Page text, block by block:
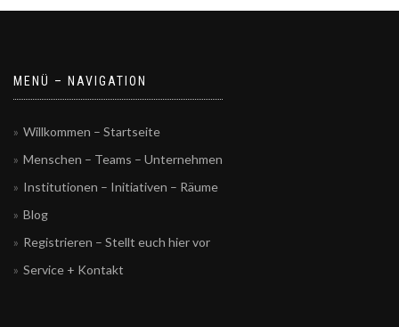
MENÜ – NAVIGATION
Willkommen – Startseite
Menschen – Teams – Unternehmen
Institutionen – Initiativen – Räume
Blog
Registrieren – Stellt euch hier vor
Service + Kontakt